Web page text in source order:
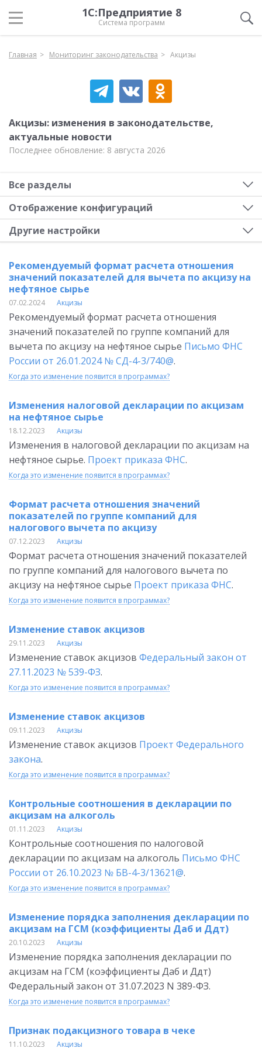
1С:Предприятие 8
Система программ
Главная Мониторинг законодательства Акцизы
Акцизы: изменения в законодательстве,
актуальные новости
Последнее обновление: 8 августа 2026
Рекомендуемый формат расчета отношения
значений показателей для вычета по акцизу на
нефтяное сырье
07.02.2024 Акцизы
Рекомендуемый формат расчета отношения
значений показателей по группе компаний для
вычета по акцизу на нефтяное сырье Письмо ФНС
России от 26.01.2024 № СД-4-3/740@.
Когда это изменение появится в программах?
Изменения налоговой декларации по акцизам
на нефтяное сырье
18.12.2023 Акцизы
Изменения в налоговой декларации по акцизам на
нефтяное сырье. Проект приказа ФНС.
Когда это изменение появится в программах?
Формат расчета отношения значений
показателей по группе компаний для
налогового вычета по акцизу
07.12.2023 Акцизы
Формат расчета отношения значений показателей
по группе компаний для налогового вычета по
акцизу на нефтяное сырье Проект приказа ФНС.
Когда это изменение появится в программах?
Изменение ставок акцизов
29.11.2023 Акцизы
Изменение ставок акцизов Федеральный закон от
27.11.2023 № 539-ФЗ.
Когда это изменение появится в программах?
Изменение ставок акцизов
09.11.2023 Акцизы
Изменение ставок акцизов Проект Федерального
закона.
Когда это изменение появится в программах?
Контрольные соотношения в декларации по
акцизам на алкоголь
01.11.2023 Акцизы
Контрольные соотношения по налоговой
декларации по акцизам на алкоголь Письмо ФНС
России от 26.10.2023 № БВ-4-3/13621@.
Когда это изменение появится в программах?
Изменение порядка заполнения декларации по
акцизам на ГСМ (коэффициенты Даб и Ддт)
20.10.2023 Акцизы
Изменение порядка заполнения декларации по
акцизам на ГСМ (коэффициенты Даб и Ддт)
Федеральный закон от 31.07.2023 N 389-ФЗ.
Когда это изменение появится в программах?
Признак подакцизного товара в чеке
11.10.2023 Акцизы
Все разделы
Отображение конфигураций
Другие настройки